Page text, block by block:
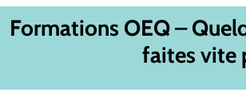
Formations OEQ –
faites vite